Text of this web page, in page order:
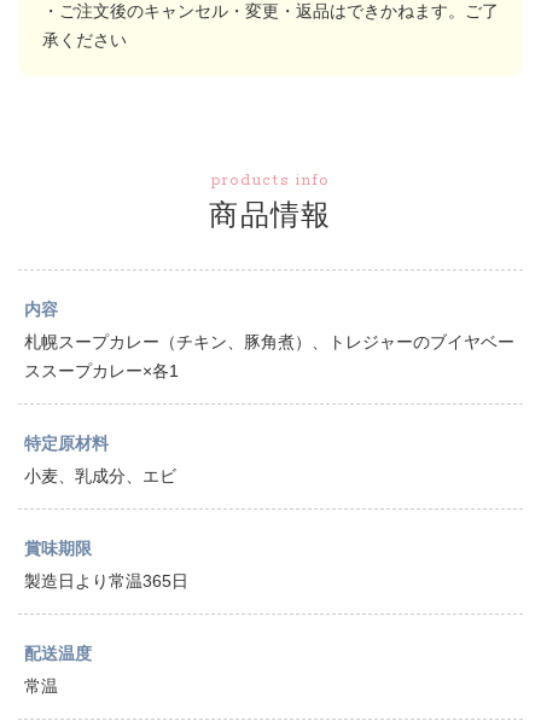
products info
商品情報
内容
札幌スープカレー（チキン、豚角煮）、トレジャーのブイヤベー
ススープカレー×各1
特定原材料
小麦、乳成分、エビ
賞味期限
製造日より常温365日
配送温度
常温
・ご注文後のキャンセル・変更・返品はできかねます。ご了
承ください